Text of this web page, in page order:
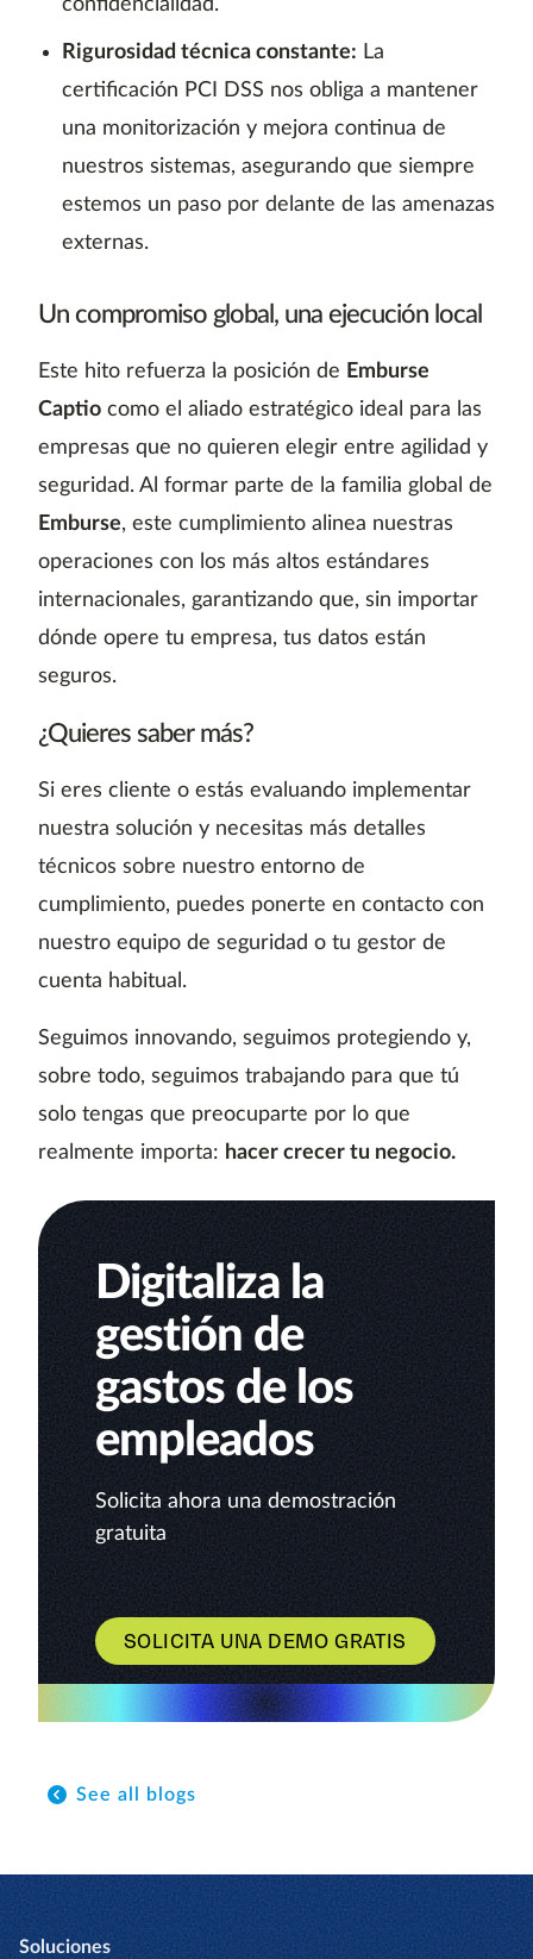
confidencialidad.
Rigurosidad técnica constante: La
certificación PCI DSS nos obliga a mantener
una monitorización y mejora continua de
nuestros sistemas, asegurando que siempre
estemos un paso por delante de las amenazas
externas.
Un compromiso global, una ejecución local
Este hito refuerza la posición de Emburse
Captio como el aliado estratégico ideal para las
empresas que no quieren elegir entre agilidad y
seguridad. Al formar parte de la familia global de
Emburse, este cumplimiento alinea nuestras
operaciones con los más altos estándares
internacionales, garantizando que, sin importar
dónde opere tu empresa, tus datos están
seguros.
¿Quieres saber más?
Si eres cliente o estás evaluando implementar
nuestra solución y necesitas más detalles
técnicos sobre nuestro entorno de
cumplimiento, puedes ponerte en contacto con
nuestro equipo de seguridad o tu gestor de
cuenta habitual.
Seguimos innovando, seguimos protegiendo y,
sobre todo, seguimos trabajando para que tú
solo tengas que preocuparte por lo que
realmente importa: hacer crecer tu negocio.
Digitaliza la
gestión de
gastos de los
empleados
Solicita ahora una demostración
gratuita
SOLICITA UNA DEMO GRATIS
See all blogs
Soluciones